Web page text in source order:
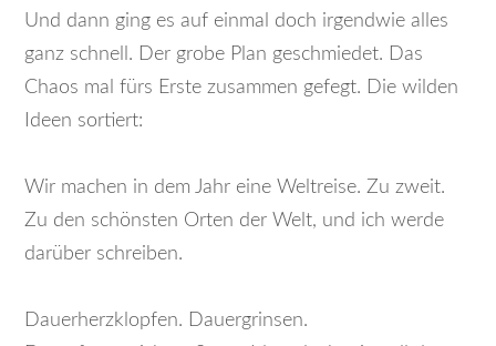
Und dann ging es auf einmal doch irgendwie alles
ganz schnell. Der grobe Plan geschmiedet. Das
Chaos mal fürs Erste zusammen gefegt. Die wilden
Ideen sortiert:
Wir machen in dem Jahr eine Weltreise. Zu zweit.
Zu den schönsten Orten der Welt, und ich werde
darüber schreiben.
Dauerherzklopfen. Dauergrinsen.